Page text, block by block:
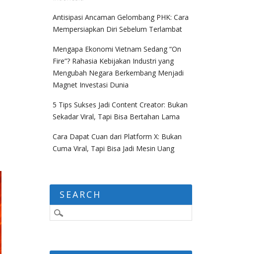
Antisipasi Ancaman Gelombang PHK: Cara
Mempersiapkan Diri Sebelum Terlambat
Mengapa Ekonomi Vietnam Sedang “On
Fire”? Rahasia Kebijakan Industri yang
Mengubah Negara Berkembang Menjadi
Magnet Investasi Dunia
5 Tips Sukses Jadi Content Creator: Bukan
Sekadar Viral, Tapi Bisa Bertahan Lama
Cara Dapat Cuan dari Platform X: Bukan
Cuma Viral, Tapi Bisa Jadi Mesin Uang
SEARCH